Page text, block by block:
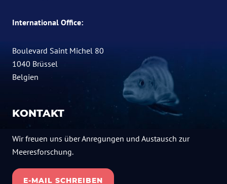
International Office:
Boulevard Saint Michel 80
1040 Brüssel
Belgien
KONTAKT
Wir freuen uns über Anregungen und Austausch zur
Meeresforschung.
E-MAIL SCHREIBEN